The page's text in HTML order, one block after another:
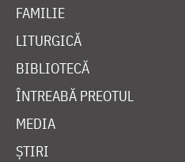
FAMILIE
LITURGICĂ
BIBLIOTECĂ
ÎNTREABĂ PREOTUL
MEDIA
ȘTIRI